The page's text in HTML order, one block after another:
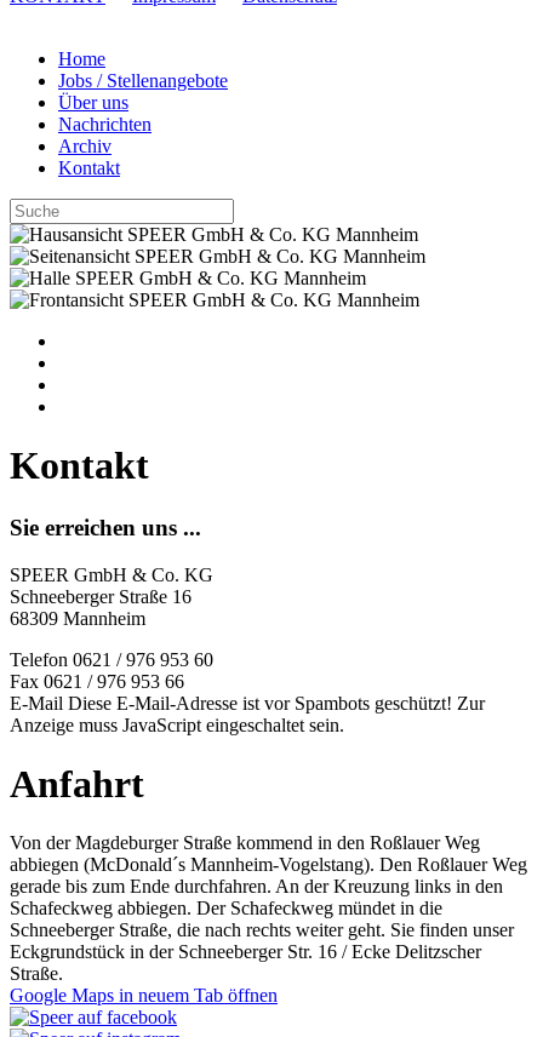
Home
Jobs / Stellenangebote
Über uns
Nachrichten
Archiv
Kontakt
Kontakt
Sie erreichen uns ...
SPEER GmbH & Co. KG
Schneeberger Straße 16
68309 Mannheim
Telefon 0621 / 976 953 60
Fax 0621 / 976 953 66
E-Mail Diese E-Mail-Adresse ist vor Spambots geschützt! Zur
Anzeige muss JavaScript eingeschaltet sein.
Anfahrt
Von der Magdeburger Straße kommend in den Roßlauer Weg
abbiegen (McDonald´s Mannheim-Vogelstang). Den Roßlauer Weg
gerade bis zum Ende durchfahren. An der Kreuzung links in den
Schafeckweg abbiegen. Der Schafeckweg mündet in die
Schneeberger Straße, die nach rechts weiter geht. Sie finden unser
Eckgrundstück in der Schneeberger Str. 16 / Ecke Delitzscher
Straße.
Google Maps in neuem Tab öffnen